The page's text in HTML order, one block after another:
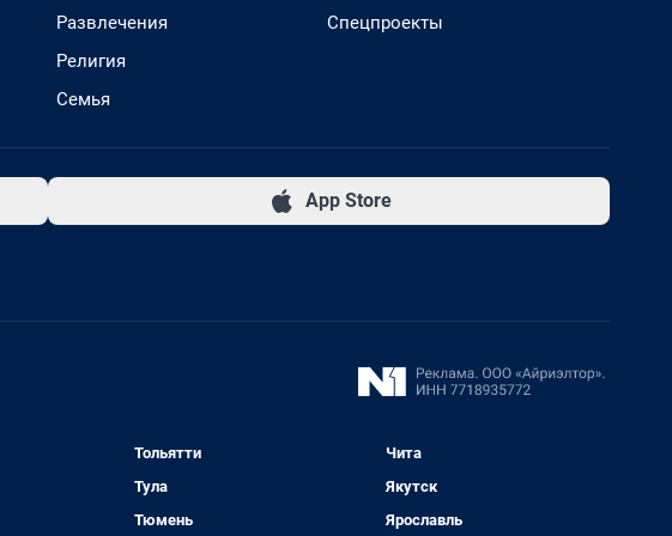
Развлечения
Религия
Семья
Спецпроекты
App Store
Тольятти
Тула
Тюмень
Чита
Якутск
Ярославль